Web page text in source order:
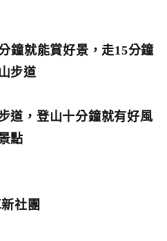
鐘就能賞好景，走15分鐘
步道
道，登山十分鐘就有好風
點
社團